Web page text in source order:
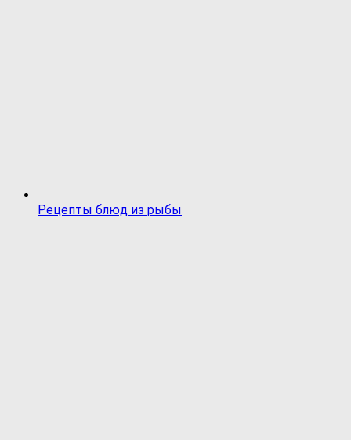
Рецепты блюд из рыбы